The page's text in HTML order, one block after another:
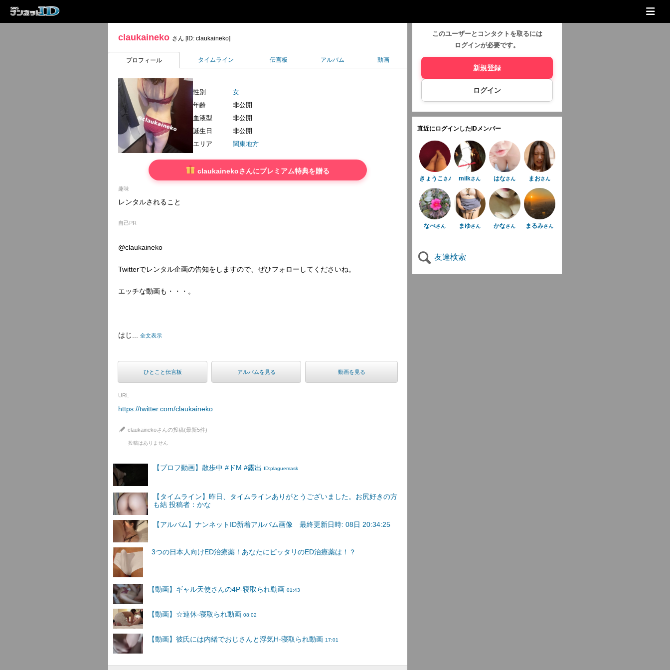
claukaineko さん [ID: claukaineko]
プロフィール タイムライン 伝言板 アルバム 動画
性別
女
年齢
非公開
血液型
非公開
誕生日
非公開
エリア
関東地方
claukainekoさんにプレミアム特典を贈る
趣味
レンタルされること
自己PR
@claukaineko
Twitterでレンタル企画の告知をしますので、ぜひフォローしてくださいね。
エッチな動画も・・・。
はじ... 全文表示
ひとこと伝言板 アルバムを見る 動画を見る
URL
https://twitter.com/claukaineko
claukainekoさんの投稿(最新5件)
投稿はありません
【プロフ動画】散歩中 #ドM #露出 ID:plaguemask
【タイムライン】昨日、タイムラインありがとうございました。お尻好きの方
も結 投稿者：かな
【アルバム】ナンネットID新着アルバム画像 最終更新日時: 08日 20:34:25
このユーザーとコンタクトを取るには
ログインが必要です。
新規登録
ログイン
直近にログインしたIDメンバー
きょうこさん milkさん はなさん まおさん
なべさん まゆさん かなさん まるみさん
友達検索